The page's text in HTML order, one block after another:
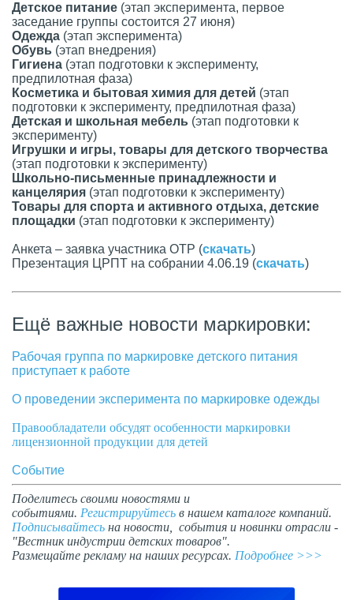
Детское питание (этап эксперимента, первое
заседание группы состоится 27 июня)
Одежда (этап эксперимента)
Обувь (этап внедрения)
Гигиена (этап подготовки к эксперименту,
предпилотная фаза)
Косметика и бытовая химия для детей (этап
подготовки к эксперименту, предпилотная фаза)
Детская и школьная мебель (этап подготовки к
эксперименту)
Игрушки и игры, товары для детского творчества
(этап подготовки к эксперименту)
Школьно-письменные принадлежности и
канцелярия (этап подготовки к эксперименту)
Товары для спорта и активного отдыха, детские
площадки (этап подготовки к эксперименту)
Анкета – заявка участника ОТР (скачать)
Презентация ЦРПТ на собрании 4.06.19 (скачать)
Ещё важные новости маркировки:
Рабочая группа по маркировке детского питания
приступает к работе
О проведении эксперимента по маркировке одежды
Правообладатели обсудят особенности маркировки
лицензионной продукции для детей
Событие
Поделитесь своими новостями и
событиями. Регистрируйтесь в нашем каталоге компаний.
Подписывайтесь на новости, события и новинки отрасли -
"Вестник индустрии детских товаров".
Размещайте рекламу на наших ресурсах. Подробнее >>>